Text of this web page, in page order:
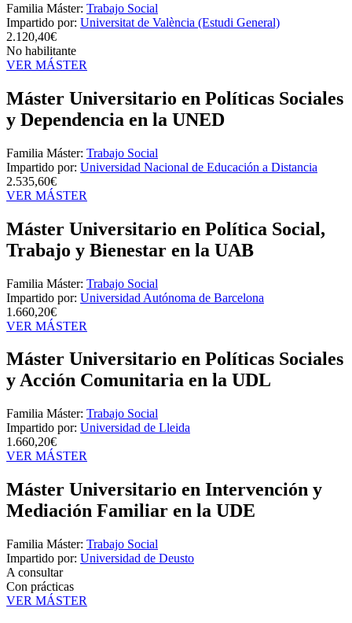
Familia Máster: Trabajo Social
Impartido por: Universitat de València (Estudi General)
2.120,40€
No habilitante
VER MÁSTER
Máster Universitario en Políticas Sociales
y Dependencia en la UNED
Familia Máster: Trabajo Social
Impartido por: Universidad Nacional de Educación a Distancia
2.535,60€
VER MÁSTER
Máster Universitario en Política Social,
Trabajo y Bienestar en la UAB
Familia Máster: Trabajo Social
Impartido por: Universidad Autónoma de Barcelona
1.660,20€
VER MÁSTER
Máster Universitario en Políticas Sociales
y Acción Comunitaria en la UDL
Familia Máster: Trabajo Social
Impartido por: Universidad de Lleida
1.660,20€
VER MÁSTER
Máster Universitario en Intervención y
Mediación Familiar en la UDE
Familia Máster: Trabajo Social
Impartido por: Universidad de Deusto
A consultar
Con prácticas
VER MÁSTER